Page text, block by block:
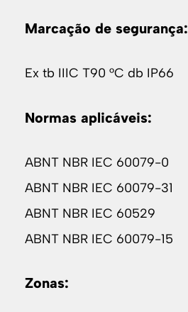
Marcação de segurança:
Ex tb IIIC T90 °C db IP66
Normas aplicáveis:
ABNT NBR IEC 60079-0
ABNT NBR IEC 60079-31
ABNT NBR IEC 60529
ABNT NBR IEC 60079-15
Zonas: